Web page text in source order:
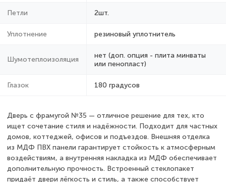
Петли 2шт.
Уплотнение резиновый уплотнитель
Шумотеплоизоляция
нет (доп. опция - плита минваты
или пенопласт)
Глазок 180 градусов
Дверь с фрамугой №35 — отличное решение для тех, кто
ищет сочетание стиля и надёжности. Подходит для частных
домов, коттеджей, офисов и подъездов. Внешняя отделка
из МДФ ПВХ панели гарантирует стойкость к атмосферным
воздействиям, а внутренняя накладка из МДФ обеспечивает
дополнительную прочность. Встроенный стеклопакет
придаёт двери лёгкость и стиль, а также способствует